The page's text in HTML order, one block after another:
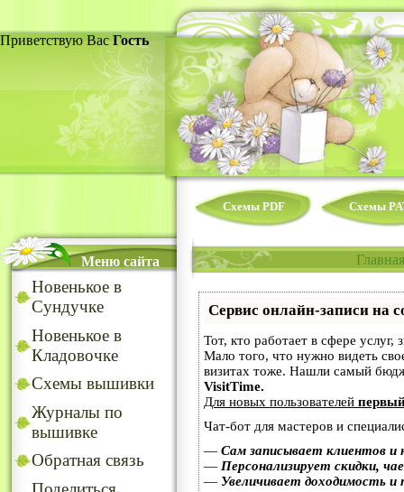
Приветствую Вас Гость
Схемы PDF Схемы
Меню сайта
Новенькое в
Сундучке
Новенькое в
Кладовочке
Схемы вышивки
Журналы по
вышивке
Обратная связь
Главная
Сервис онлайн-записи на
Тот, кто работает в сфере услуг,
Мало того, что нужно видеть
визитах тоже. Нашли самый
VisitTime.
Для новых пользователей
Чат-бот для мастеров и
— Сам записывает клиентов и
— Персонализирует скидки,
— Увеличивает доходимость